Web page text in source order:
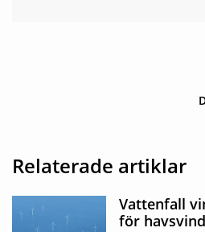
Relaterade artiklar
Vattenfall
för